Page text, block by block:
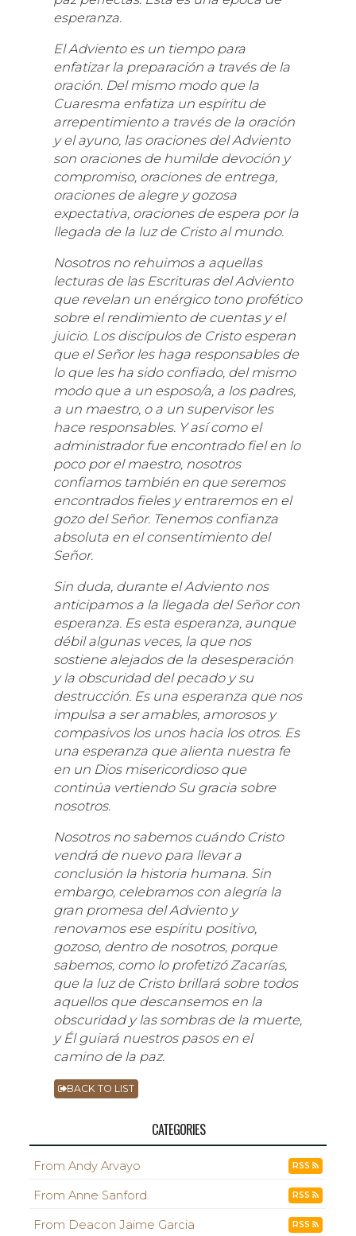
esperanza.
El Adviento es un tiempo para
enfatizar la preparación a través de la
oración. Del mismo modo que la
Cuaresma enfatiza un espíritu de
arrepentimiento a través de la oración
y el ayuno, las oraciones del Adviento
son oraciones de humilde devoción y
compromiso, oraciones de entrega,
oraciones de alegre y gozosa
expectativa, oraciones de espera por la
llegada de la luz de Cristo al mundo.
Nosotros no rehuimos a aquellas
lecturas de las Escrituras del Adviento
que revelan un enérgico tono profético
sobre el rendimiento de cuentas y el
juicio. Los discípulos de Cristo esperan
que el Señor les haga responsables de
lo que les ha sido confiado, del mismo
modo que a un esposo/a, a los padres,
a un maestro, o a un supervisor les
hace responsables. Y así como el
administrador fue encontrado fiel en lo
poco por el maestro, nosotros
confiamos también en que seremos
encontrados fieles y entraremos en el
gozo del Señor. Tenemos confianza
absoluta en el consentimiento del
Señor.
Sin duda, durante el Adviento nos
anticipamos a la llegada del Señor con
esperanza. Es esta esperanza, aunque
débil algunas veces, la que nos
sostiene alejados de la desesperación
y la obscuridad del pecado y su
destrucción. Es una esperanza que nos
impulsa a ser amables, amorosos y
compasivos los unos hacia los otros. Es
una esperanza que alienta nuestra fe
en un Dios misericordioso que
continúa vertiendo Su gracia sobre
nosotros.
Nosotros no sabemos cuándo Cristo
vendrá de nuevo para llevar a
conclusión la historia humana. Sin
embargo, celebramos con alegría la
gran promesa del Adviento y
renovamos ese espíritu positivo,
gozoso, dentro de nosotros, porque
sabemos, como lo profetizó Zacarías,
que la luz de Cristo brillará sobre todos
aquellos que descansemos en la
obscuridad y las sombras de la muerte,
y Él guiará nuestros pasos en el
camino de la paz.
BACK TO LIST
CATEGORIES
From Andy Arvayo RSS
From Anne Sanford RSS
From Deacon Jaime Garcia RSS